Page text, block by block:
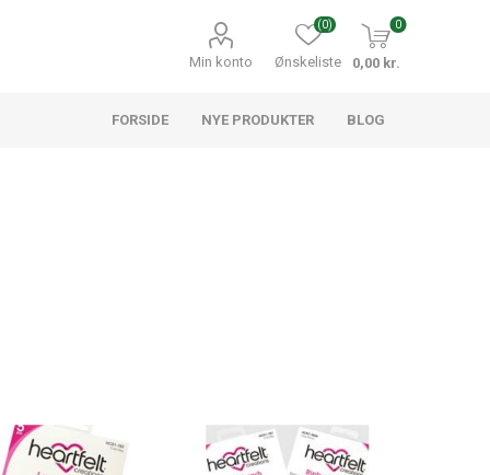
Min konto Ønskeliste
(0) 0
0,00 kr.
FORSIDE NYE PRODUKTER BLOG